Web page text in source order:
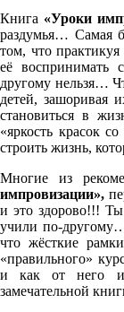
Книга «Уроки
раздумья… Самая
том, что
её воспринимать
другому нельзя…
детей, зашоривая
становиться в
«яркость красок
строить жизнь,
Многие из
импровизации»,
и это здорово!!!
учили по-
что жёсткие
«правильного»
и как от него
замечательной